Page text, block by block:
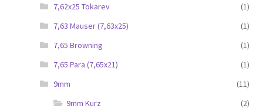
7,62x25 Tokarev
(1)
7,63 Mauser (7,63x25)
(1)
7,65 Browning
(1)
7,65 Para (7,65x21)
(1)
9mm
(11)
9mm Kurz
(2)